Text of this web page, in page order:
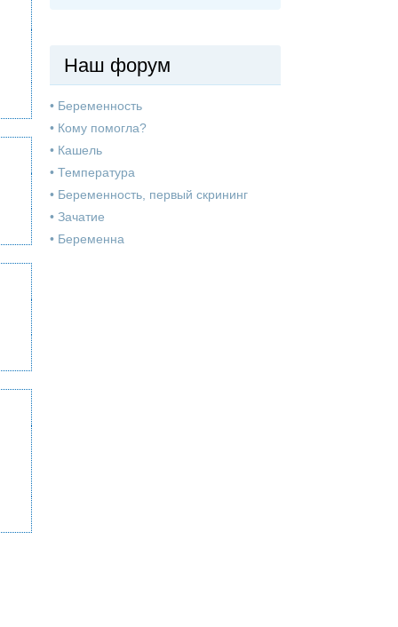
Наш форум
• Беременность
• Кому помогла?
• Кашель
• Температура
• Беременность, первый скрининг
• Зачатие
• Беременна